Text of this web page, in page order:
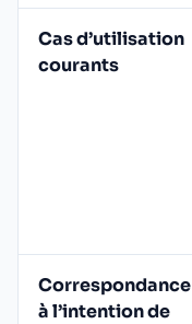
Cas d’utilisation
courants
Correspondance
à l’intention de